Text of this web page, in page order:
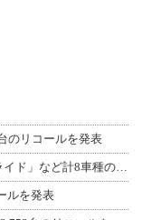
のリコールを発表
ルを発表